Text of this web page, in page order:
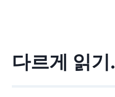
다르게 읽기.